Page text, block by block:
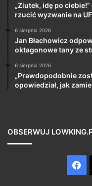
„Ziutek, idę po
rzucić wyzwanie na
6 sierpnia 2026
Jan Błachowicz
oktagonowe tany ze
6 sierpnia 2026
„Prawdopodobnie
opowiedział, jak
OBSERWUJ